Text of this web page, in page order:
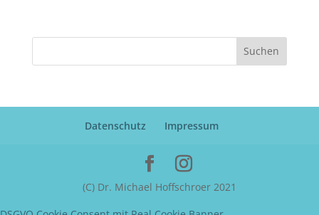
Suchen
Datenschutz Impressum
(C) Dr. Michael Hoffschroer 2021